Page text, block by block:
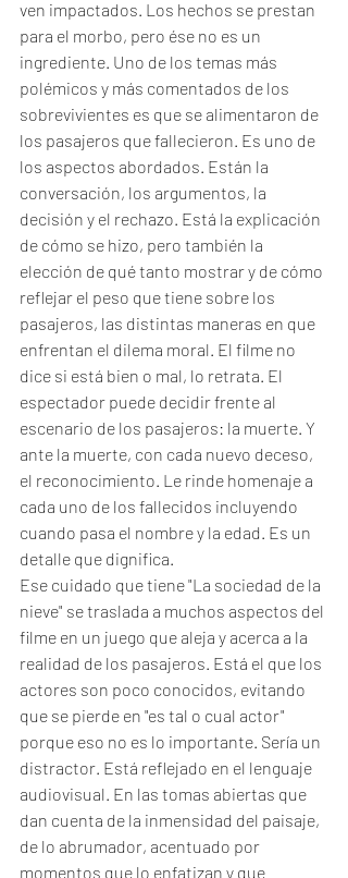
ven impactados. Los hechos se prestan
para el morbo, pero ése no es un
ingrediente. Uno de los temas más
polémicos y más comentados de los
sobrevivientes es que se alimentaron de
los pasajeros que fallecieron. Es uno de
los aspectos abordados. Están la
conversación, los argumentos, la
decisión y el rechazo. Está la explicación
de cómo se hizo, pero también la
elección de qué tanto mostrar y de cómo
reflejar el peso que tiene sobre los
pasajeros, las distintas maneras en que
enfrentan el dilema moral. El filme no
dice si está bien o mal, lo retrata. El
espectador puede decidir frente al
escenario de los pasajeros: la muerte. Y
ante la muerte, con cada nuevo deceso,
el reconocimiento. Le rinde homenaje a
cada uno de los fallecidos incluyendo
cuando pasa el nombre y la edad. Es un
detalle que dignifica.
Ese cuidado que tiene "La sociedad de la
nieve" se traslada a muchos aspectos del
filme en un juego que aleja y acerca a la
realidad de los pasajeros. Está el que los
actores son poco conocidos, evitando
que se pierde en "es tal o cual actor"
porque eso no es lo importante. Sería un
distractor. Está reflejado en el lenguaje
audiovisual. En las tomas abiertas que
dan cuenta de la inmensidad del paisaje,
de lo abrumador, acentuado por
momentos que lo enfatizan y que